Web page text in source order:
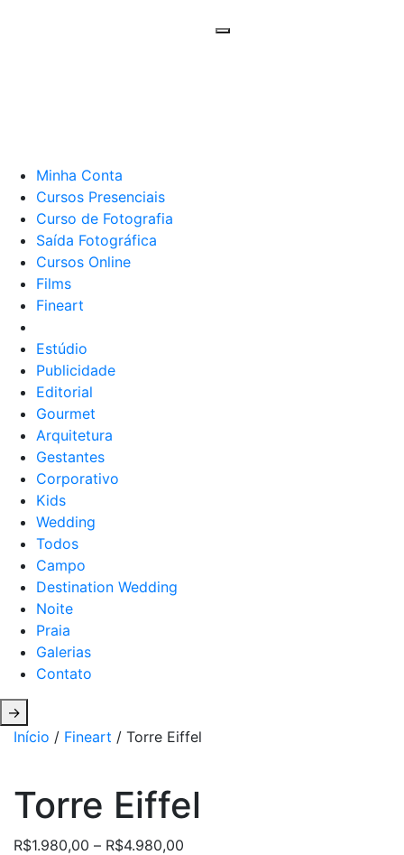
Minha Conta
Cursos Presenciais
Curso de Fotografia
Saída Fotográfica
Cursos Online
Films
Fineart
Estúdio
Publicidade
Editorial
Gourmet
Arquitetura
Gestantes
Corporativo
Kids
Wedding
Todos
Campo
Destination Wedding
Noite
Praia
Galerias
Contato
→
Início / Fineart / Torre Eiffel
Torre Eiffel
R$1.980,00 – R$4.980,00